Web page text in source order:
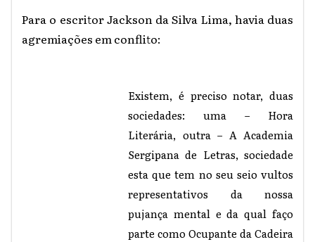
Para o escritor Jackson da Silva Lima, havia duas
agremiações em conflito:
Existem, é preciso notar, duas
sociedades: uma – Hora
Literária, outra – A Academia
Sergipana de Letras, sociedade
esta que tem no seu seio vultos
representativos da nossa
pujança mental e da qual faço
parte como Ocupante da Cadeira